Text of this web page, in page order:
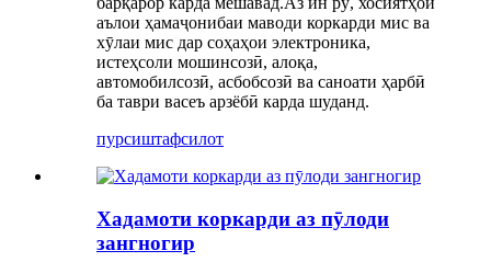
аълои ҳамаҷонибаи маводи коркарди мис ва
хӯлаи мис дар соҳаҳои электроника,
истеҳсоли мошинсозӣ, алоқа,
автомобилсозӣ, асбобсозӣ ва саноати ҳарбӣ
ба таври васеъ арзёбӣ карда шуданд.
пурсиштафсилот
Хадамоти коркарди аз пӯлоди
зангногир